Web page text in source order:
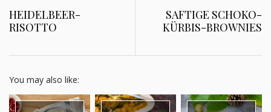
HEIDELBEER-
RISOTTO
SAFTIGE SCHOKO-
KÜRBIS-BROWNIES
You may also like: